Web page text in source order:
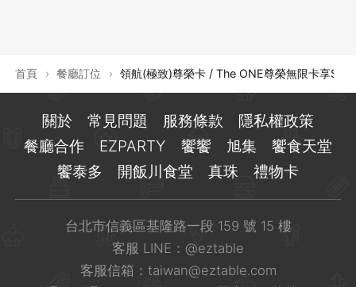
首頁 › 餐廳訂位 › 領航(極致)尊榮卡 / The ONE尊榮無限卡享
先不要 確認
關於 常見問題 服務條款
隱私權政策
餐廳合作
EZPARTY 饗饗 旭集
饗食天堂
饗泰多
開飯川食堂 真珠 禮物卡
台北市信義區基隆路一段 159 號 15 樓
客服 LINE： @eztable
客服信箱： taiwan@eztable.com